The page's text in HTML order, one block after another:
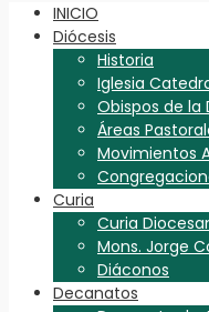
INICIO
Diócesis
Historia
Iglesia
Obispos de la
Áreas
Movimientos
Curia
Curia
Mons. Jorge
Diáconos
Decanatos